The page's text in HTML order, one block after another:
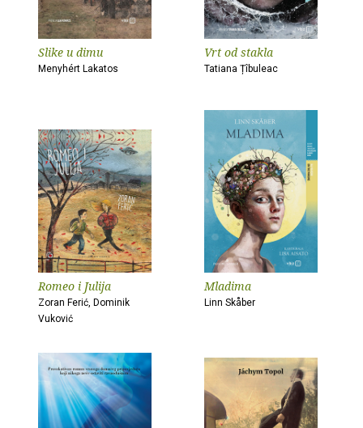
Slike u dimu
Menyhért Lakatos
Vrt od stakla
Tatiana Țîbuleac
Romeo i Julija
Zoran Ferić, Dominik
Vuković
Mladima
Linn Skåber